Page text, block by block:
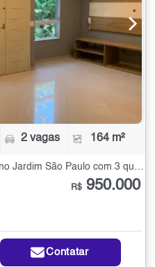
2 vagas 164 m²
R$ 950.000
Contatar